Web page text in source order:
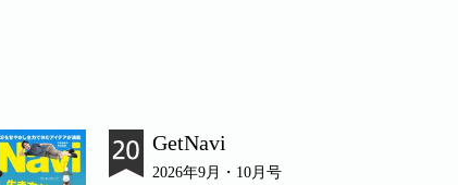
GetNavi
2026年9月・10月号